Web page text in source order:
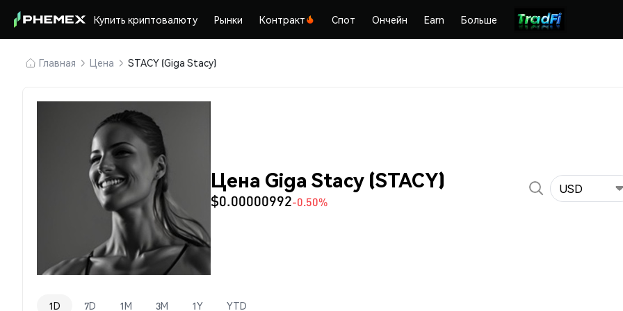
Купить криптовалюту Рынки Контракт Спот Ончейн Earn Больше
Главная Цена STACY (Giga Stacy)
Цена Giga Stacy (STACY)
$0.00000992-0.50%
USD
1D 7D 1M 3M 1Y YTD